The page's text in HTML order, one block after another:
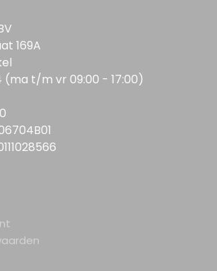
169A
(ma t/m vr 09:00 - 17:00)